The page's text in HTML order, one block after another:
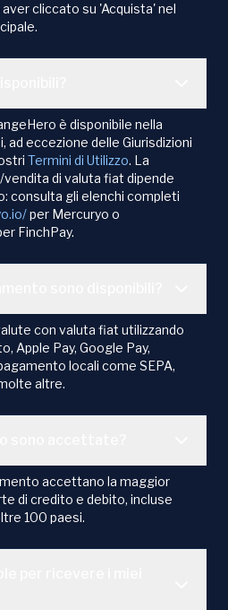
cliccato su 'Acquista' nel
è disponibile nella
ad eccezione delle Giurisdizioni
Termini di Utilizzo. La
di valuta fiat dipende
consulta gli elenchi completi
per Mercuryo o
FinchPay.
con valuta fiat utilizzando
Apple Pay, Google Pay,
locali come SEPA,
altre.
accettano la maggior
di credito e debito, incluse
100 paesi.